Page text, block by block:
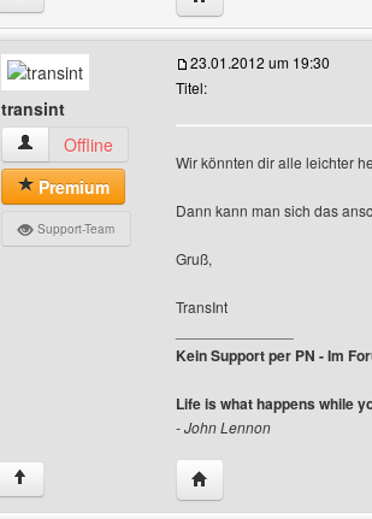
transint
transint Benutzer-Profile anzeigen
Offline
Premium
Support-Team
23.01.2012 um 19:30
Titel:
Wir könnten dir alle leichter
Dann kann man sich das
Gruß,
TransInt
Kein Support per PN - Im
Life is what happens while
- John Lennon
↑ Website dieses